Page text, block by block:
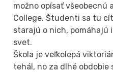
možno opísať všeobecnú
College. Študenti sa tu
starajú o nich, pomáhajú
svet.
Škola je veľkolepá
tehál, no za dlhé obdobie